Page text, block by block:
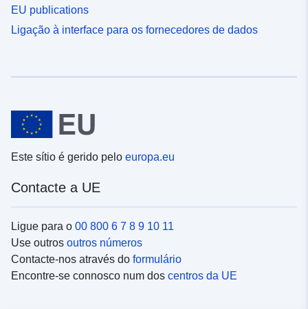
EU publications
Ligação à interface para os fornecedores de dados
Este sítio é gerido pelo europa.eu
Contacte a UE
Ligue para o 00 800 6 7 8 9 10 11
Use outros outros números
Contacte-nos através do formulário
Encontre-se connosco num dos centros da UE